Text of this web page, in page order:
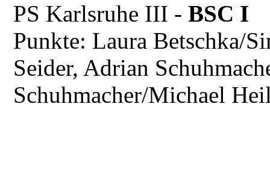
PS Karlsruhe III -BSC I
Punkte: Laura Betschka/
Seider, Adrian
Schuhmacher/Michael